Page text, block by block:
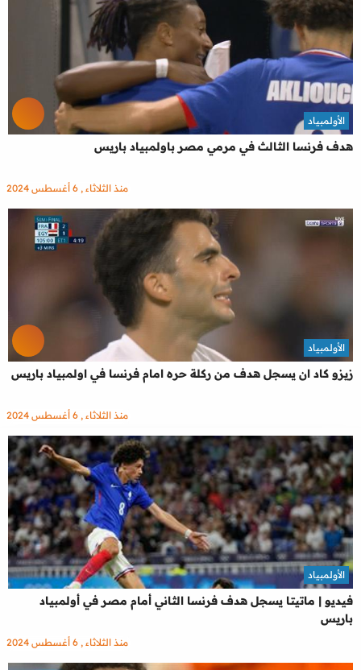
هدف فرنسا الثالث في مرمي مصر باولمبياد باريس
الأولمبياد
منذ الثلاثاء , 6 أغسطس 2024
زيزو كاد ان يسجل هدف من ركلة حره امام فرنسا في اولمبياد باريس
الأولمبياد
منذ الثلاثاء , 6 أغسطس 2024
فيديو | ماتيتا يسجل هدف فرنسا الثاني أمام مصر في أولمبياد
باريس
الأولمبياد
منذ الثلاثاء , 6 أغسطس 2024